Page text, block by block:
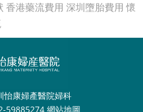
香港藥流費用 深圳墮胎費用 懷
怡康婦產醫院婦科
59885274 網站地圖